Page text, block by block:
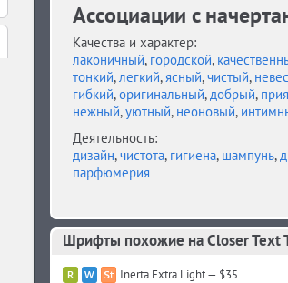
Ассоциации c
Качества и характер:
лаконичный, городской,
тонкий,легкий,ясный,чистый,
гибкий,оригинальный,добрый,
нежный,уютный, неоновый,
Деятельность:
дизайн,чистота, гигиена, шампунь,
парфюмерия
Шрифты похожие на Closer Text
Inerta Extra Light — $35